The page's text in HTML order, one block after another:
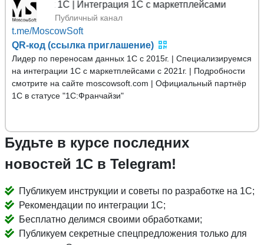
1С | Интеграция 1С с маркетплейсами
Публичный канал
t.me/MoscowSoft
QR-код (ссылка приглашение)
Лидер по переносам данных 1С с 2015г. | Специализируемся
на интеграции 1С с маркетплейсами с 2021г. | Подробности
смотрите на сайте moscowsoft.com | Официальный партнёр
1С в статусе "1С:Франчайзи"
Будьте в курсе последних
новостей 1С в Telegram!
Публикуем инструкции и советы по разработке на 1С;
Рекомендации по интеграции 1С;
Бесплатно делимся своими обработками;
Публикуем секретные спецпредложения только для